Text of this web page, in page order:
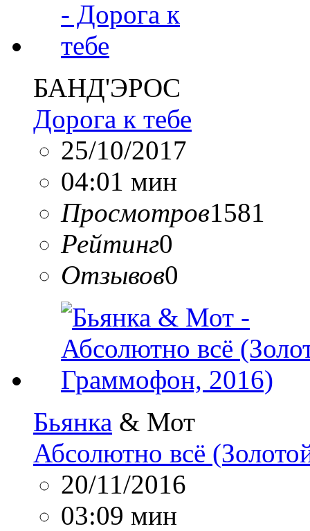
БАНД'ЭРОС
Дорога к тебе
25/10/2017
04:01 мин
Просмотров1581
Рейтинг0
Отзывов0
Бьянка & Мот
Абсолютно всё
20/11/2016
03:09 мин